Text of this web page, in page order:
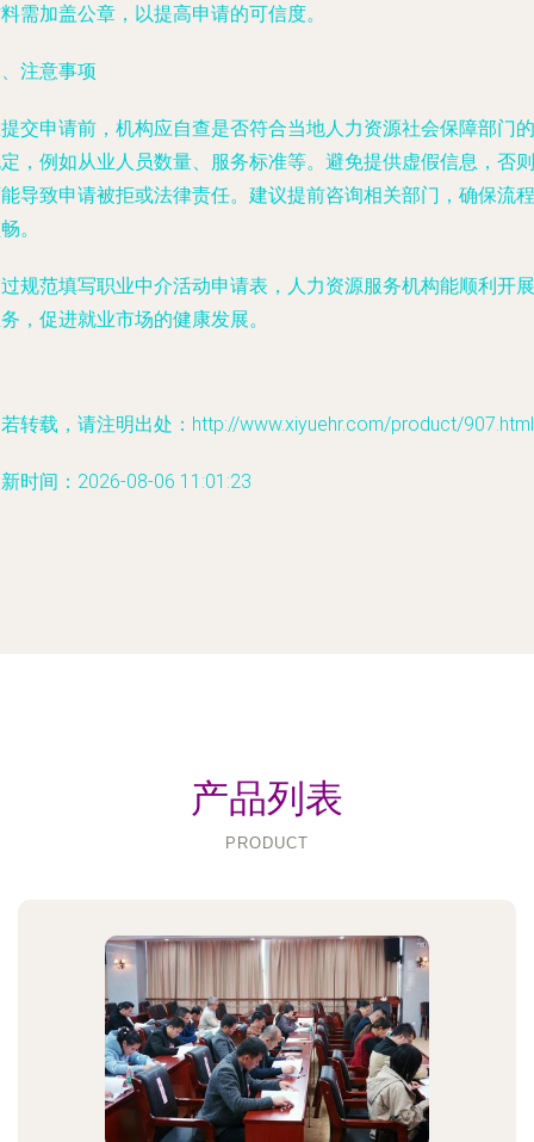
需加盖公章，以提高申请的可信度。
注意事项
交申请前，机构应自查是否符合当地人力资源社会保障部门的
，例如从业人员数量、服务标准等。避免提供虚假信息，否则
导致申请被拒或法律责任。建议提前咨询相关部门，确保流程
。
规范填写职业中介活动申请表，人力资源服务机构能顺利开展
，促进就业市场的健康发展。
转载，请注明出处：http://www.xiyuehr.com/product/907.html
时间：2026-08-06 11:01:23
产品列表
PRODUCT